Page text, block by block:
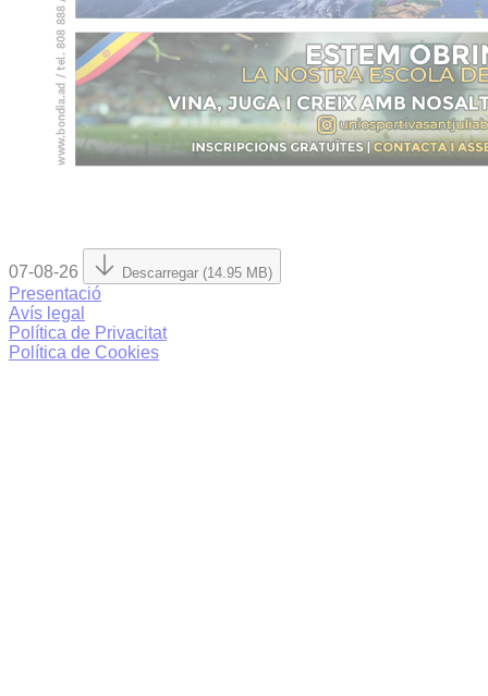
07-08-26 Descarregar (14.95 MB)
Presentació
Avís legal
Política de Privacitat
Política de Cookies